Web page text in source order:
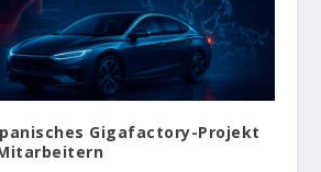
Gigafactory-Projekt